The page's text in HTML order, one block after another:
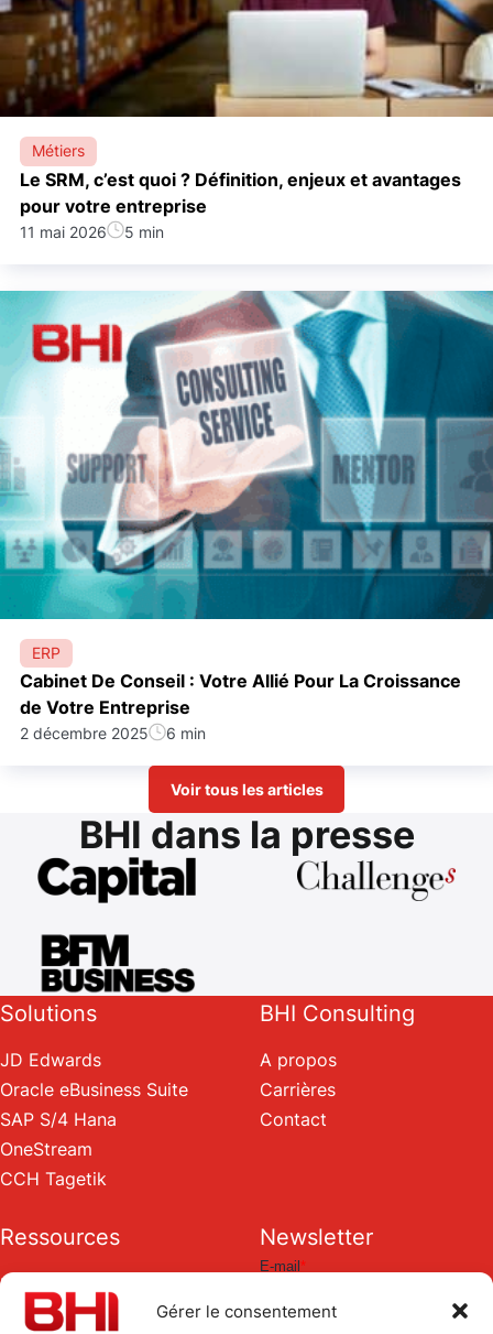
Gérer le consentement
Métiers
Le SRM, c’est quoi ? Définition, enjeux et avantages
pour votre entreprise
11 mai 2026 5 min
ERP
Cabinet De Conseil : Votre Allié Pour La Croissance
de Votre Entreprise
2 décembre 2025 6 min
Voir tous les articles
BHI dans la presse
Solutions
JD Edwards
Oracle eBusiness Suite
SAP S/4 Hana
OneStream
CCH Tagetik
BHI Consulting
A propos
Carrières
Contact
Ressources
Blog
Livres blancs
Newsletter